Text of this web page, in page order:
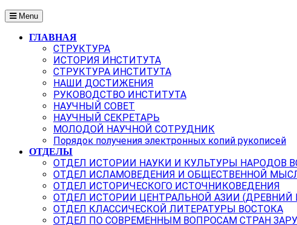
Menu
ГЛАВНАЯ
СТРУКТУРА
ИСТОРИЯ ИНСТИТУТА
СТРУКТУРА ИНСТИТУТА
НАШИ ДОСТИЖЕНИЯ
РУКОВОДСТВО ИНСТИТУТА
НАУЧНЫЙ СОВЕТ
НАУЧНЫЙ СЕКРЕТАРЬ
МОЛОДОЙ НАУЧНОЙ СОТРУДНИК
Порядок получения электронных копий рукописей
ОТДЕЛЫ
ОТДЕЛ ИСТОРИИ НАУКИ И КУЛЬТУРЫ НАРОДОВ
ОТДЕЛ ИСЛАМОВЕДЕНИЯ И ОБЩЕСТВЕННОЙ
ОТДЕЛ ИСТОРИЧЕСКОГО ИСТОЧНИКОВЕДЕНИЯ
ОТДЕЛ ИСТОРИИ ЦЕНТРАЛЬНОЙ АЗИИ
ОТДЕЛ КЛАССИЧЕСКОЙ ЛИТЕРАТУРЫ ВОСТОКА
ОТДЕЛ ПО СОВРЕМЕННЫМ ВОПРОСАМ СТРАН